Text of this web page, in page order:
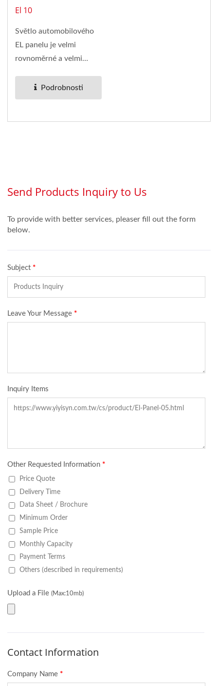
El 10
Světlo automobilového
EL panelu je velmi
rovnoměrné a velmi
také...
Podrobnosti